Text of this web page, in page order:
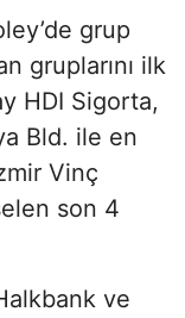
grup
gruplarını ilk
HDI Sigorta,
Bld. ile en
Vinç
son 4
ve